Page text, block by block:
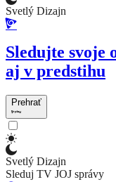
Svetlý Dizajn
Sledujte svoje
aj v predstihu
Prehrať
Svetlý Dizajn
Sleduj TV JOJ správy